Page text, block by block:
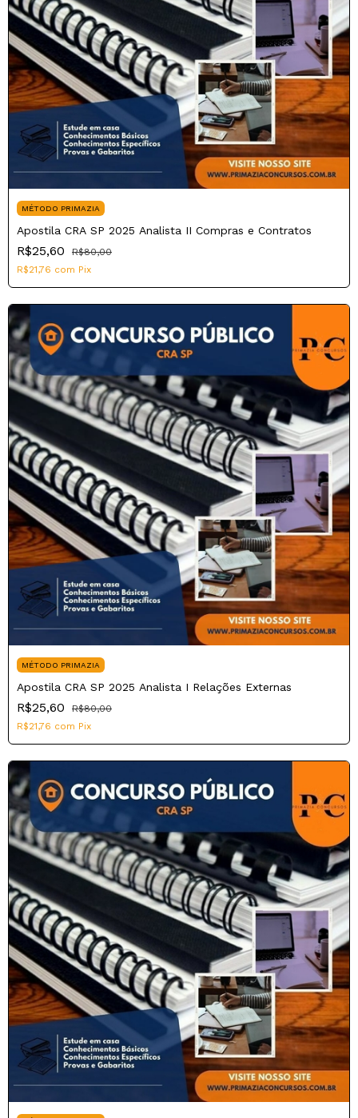
MÉTODO PRIMAZIA
Apostila CRA SP 2025 Analista II Compras e Contratos
R$25,60
R$80,00
R$21,76 com Pix
MÉTODO PRIMAZIA
Apostila CRA SP 2025 Analista I Relações Externas
R$25,60
R$80,00
R$21,76 com Pix